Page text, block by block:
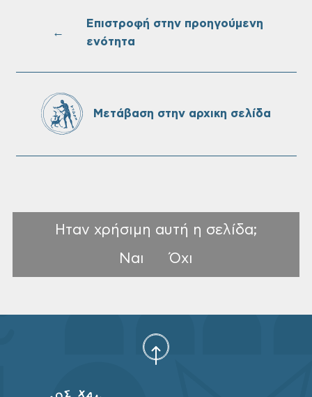
Πίνακες Κατάταξης & Βαθμολογίας,
πίνακες της προκήρυξης ΣΟΧ 3/2026 του
←
Επιστροφή στην προηγούμενη
ενότητα
Μετάβαση στην αρχικη σελίδα
Ηταν χρήσιμη αυτή η σελίδα;
Ναι
Όχι